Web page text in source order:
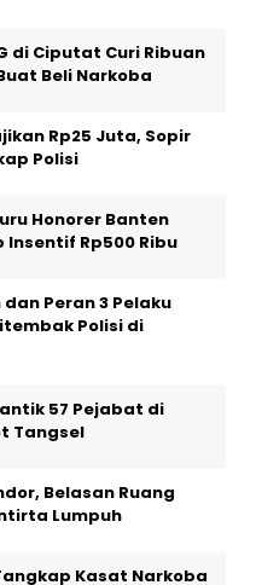
di Ciputat Curi Ribuan
Beli Narkoba
Rp25 Juta, Sopir
Polisi
Honorer Banten
Rp500 Ribu
Peran 3 Pelaku
Polisi di
57 Pejabat di
Tangsel
Belasan Ruang
Lumpuh
Kasat Narkoba